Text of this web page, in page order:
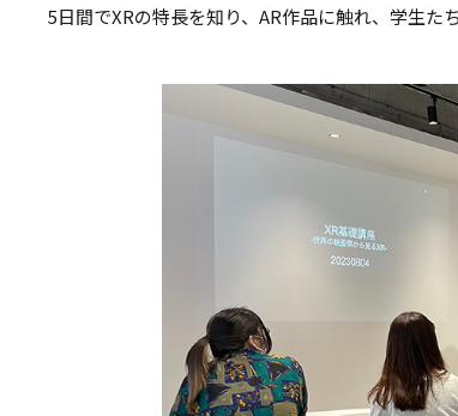
5日間でXRの特長を知り、AR作品に触れ、学生